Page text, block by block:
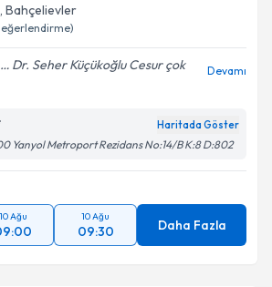
, Bahçelievler
Dr. Seher Küçükoğlu Cesur çok
Devamı
Haritada Göster
Yanyol Metroport Rezidans No:14/B K:8 D:802
10 Ağu 10 Ağu
09:30 Daha Fazla